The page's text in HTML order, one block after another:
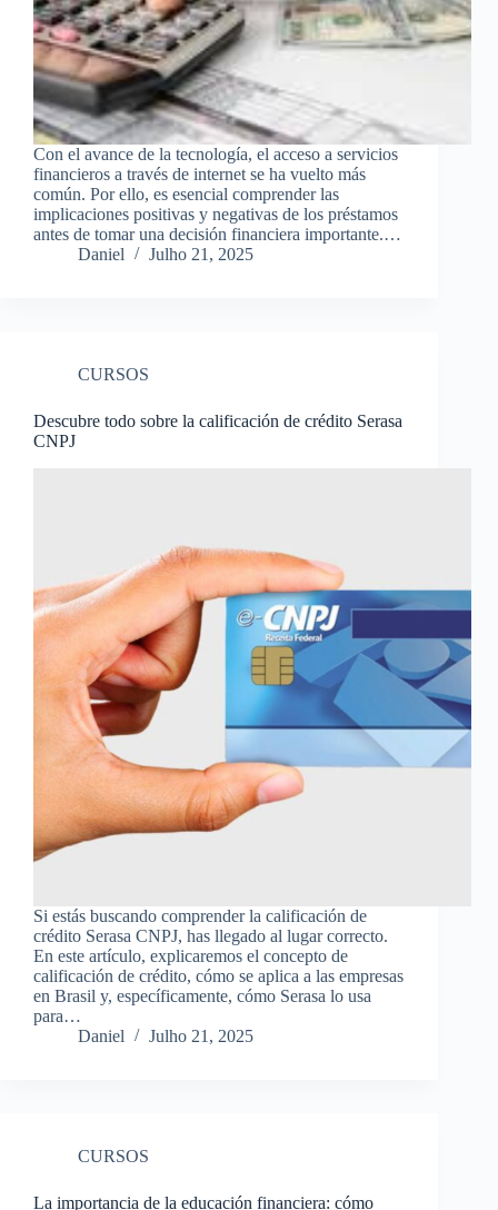
Con el avance de la tecnología, el acceso a servicios
financieros a través de internet se ha vuelto más
común. Por ello, es esencial comprender las
implicaciones positivas y negativas de los préstamos
antes de tomar una decisión financiera importante.…
Daniel
Julho 21, 2025
CURSOS
Descubre todo sobre la calificación de crédito Serasa
CNPJ
Si estás buscando comprender la calificación de
crédito Serasa CNPJ, has llegado al lugar correcto.
En este artículo, explicaremos el concepto de
calificación de crédito, cómo se aplica a las empresas
en Brasil y, específicamente, cómo Serasa lo usa
para…
Daniel
Julho 21, 2025
CURSOS
La importancia de la educación financiera: cómo